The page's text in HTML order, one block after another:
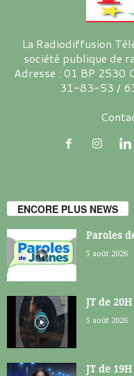
La Radiodiffusion
société publique de
Adresse : 01 BP 2530
31-83-53 /
ENCORE PLUS NEWS
Paroles
5 août 2026
JT de
5 août 2026
JT de